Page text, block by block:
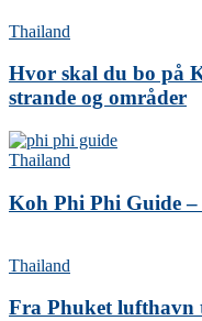
Thailand
Hvor skal du bo på
strande og områder
Thailand
Koh Phi Phi Guide
Thailand
Fra Phuket lufthavn